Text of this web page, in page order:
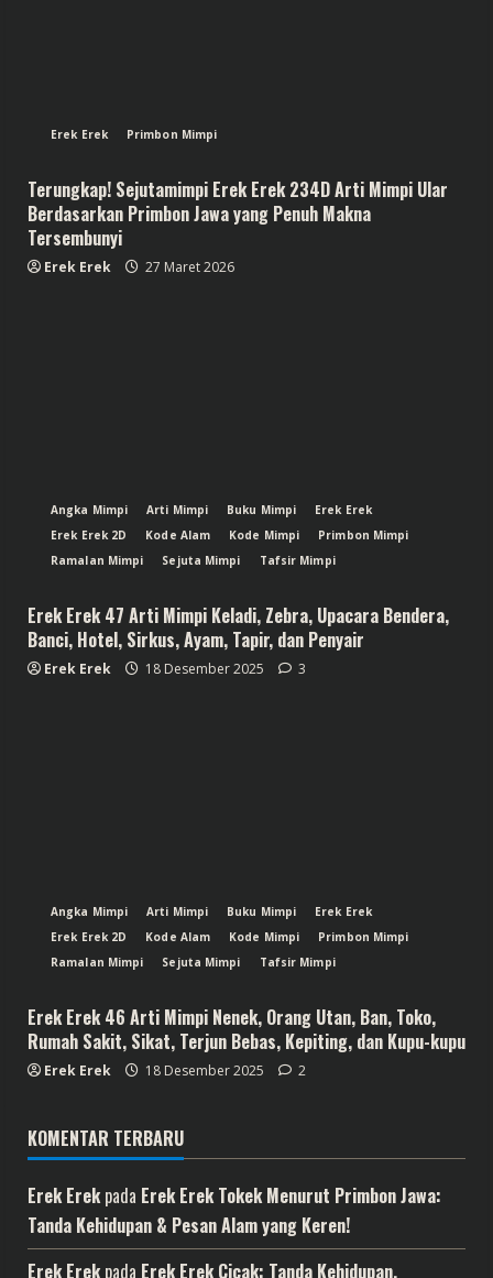
Erek Erek Primbon Mimpi
Terungkap! Sejutamimpi Erek Erek 234D Arti Mimpi Ular
Berdasarkan Primbon Jawa yang Penuh Makna
Tersembunyi
Erek Erek 27 Maret 2026
Angka Mimpi Arti Mimpi Buku Mimpi
Erek Erek
Erek Erek 2D
Kode Alam Kode Mimpi
Primbon Mimpi
Ramalan Mimpi
Sejuta Mimpi Tafsir Mimpi
Erek Erek 47 Arti Mimpi Keladi, Zebra, Upacara Bendera,
Banci, Hotel, Sirkus, Ayam, Tapir, dan Penyair
Erek Erek 18 Desember 2025 3
Angka Mimpi Arti Mimpi Buku Mimpi
Erek Erek
Erek Erek 2D
Kode Alam Kode Mimpi
Primbon Mimpi
Ramalan Mimpi
Sejuta Mimpi Tafsir Mimpi
Erek Erek 46 Arti Mimpi Nenek, Orang Utan, Ban, Toko,
Rumah Sakit, Sikat, Terjun Bebas, Kepiting, dan Kupu-kupu
Erek Erek 18 Desember 2025 2
KOMENTAR TERBARU
Erek Erekpada Erek Erek Tokek Menurut Primbon Jawa:
Tanda Kehidupan & Pesan Alam yang Keren!
Erek Erek pada Erek Erek Cicak: Tanda Kehidupan,